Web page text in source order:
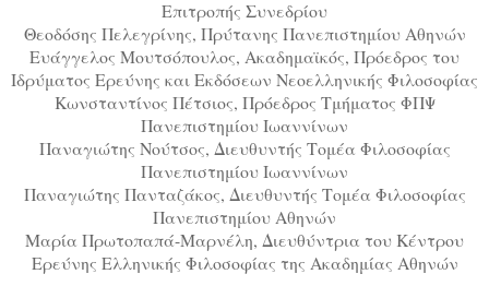
Επιτροπής Συνεδρίου
Θεοδόσης Πελεγρίνης, Πρύτανης Πανεπιστημίου Αθηνών
Ευάγγελος Μουτσόπουλος, Ακαδημαϊκός, Πρόεδρος του
Ιδρύματος Ερεύνης και Εκδόσεων Νεοελληνικής Φιλοσοφίας
Κωνσταντίνος Πέτσιος, Πρόεδρος Τμήματος ΦΠΨ
Πανεπιστημίου Ιωαννίνων
Παναγιώτης Νούτσος, Διευθυντής Τομέα Φιλοσοφίας
Πανεπιστημίου Ιωαννίνων
Παναγιώτης Πανταζάκος, Διευθυντής Τομέα Φιλοσοφίας
Πανεπιστημίου Αθηνών
Μαρία Πρωτοπαπά-Μαρνέλη, Διευθύντρια του Κέντρου
Ερεύνης Ελληνικής Φιλοσοφίας της Ακαδημίας Αθηνών